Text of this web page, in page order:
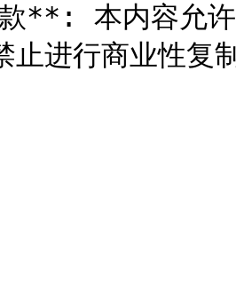
**: 本内容允